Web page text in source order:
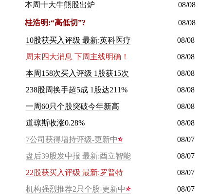
本周十大牛熊股出炉 08/08
桂浩明:“高低切”? 08/08
10股获买入评级 最新:英科医疗
08/08
周末四大消息 下周主线明确！
08/08
本周158次买入评级 1股获15次
08/08
238股周换手超5成 1股达211%
08/08
一周60只个股突破今年新高
08/08
道琼斯收涨0.28%
08/08
7公司获得增持评级-更新中
08/07
盘后39股发中报 最新:酉立智能
08/07
22股获买入评级 最新:罗普特
08/07
机构强烈推荐2只个股-更新中
08/07